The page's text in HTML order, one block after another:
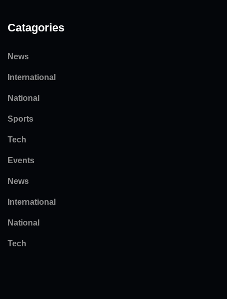
Catagories
News
International
National
Sports
Tech
Events
News
International
National
Tech